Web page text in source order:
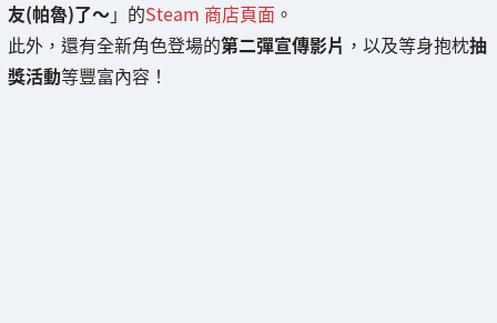
友(帕魯)了～」的Steam 商店頁面 。
此外，還有全新角色登場的第二彈宣傳影片 ，以及等身抱枕抽
獎活動等豐富內容！